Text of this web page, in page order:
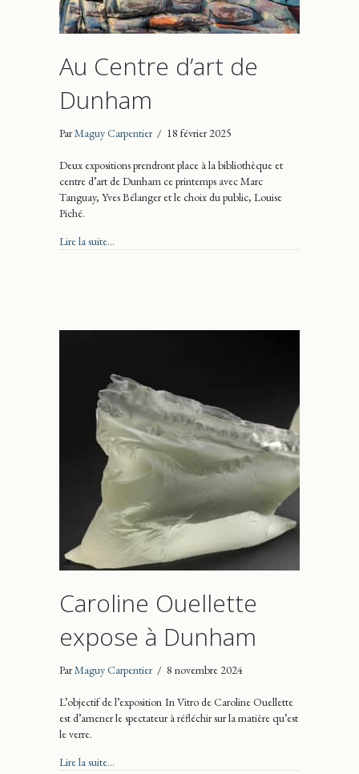
Au Centre d’art de
Dunham
ParMaguy Carpentier / 18 février 2025
Deux expositions prendront place à la bibliothèque et
centre d’art de Dunham ce printemps avec Marc
Tanguay, Yves Bélanger et le choix du public, Louise
Piché.
Lire la suite...
Caroline Ouellette
expose à Dunham
ParMaguy Carpentier / 8 novembre 2024
L’objectif de l’exposition In Vitro de Caroline Ouellette
est d’amener le spectateur à réfléchir sur la matière qu’est
le verre.
Lire la suite...